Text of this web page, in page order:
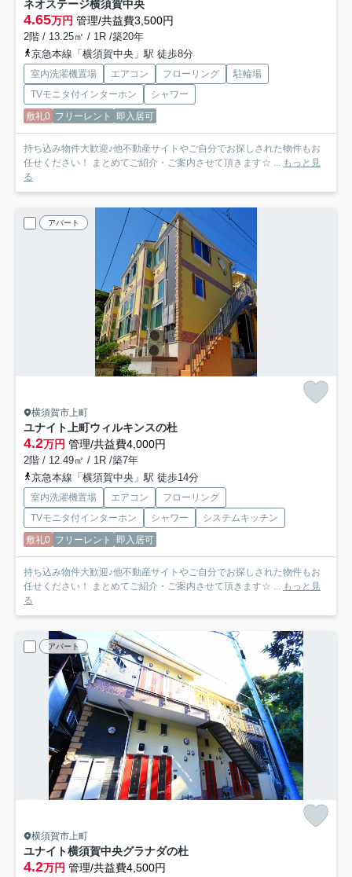
ネオステージ横須賀中央
4.65万円 管理/共益費3,500円
2階 / 13.25㎡ / 1R /築20年
京急本線「横須賀中央」駅 徒歩8分
室内洗濯機置場 エアコン フローリング
駐輪場
TVモニタ付インターホン
シャワー
敷礼0 フリーレント 即入居可
持ち込み物件大歓迎♪他不動産サイトやご自分でお探しされた物件もお
任せください！ まとめてご紹介・ご案内させて頂きます☆ ... もっと見
る
アパート
横須賀市上町
ユナイト上町ウィルキンスの杜
4.2万円 管理/共益費4,000円
2階 / 12.49㎡ / 1R /築7年
京急本線「横須賀中央」駅 徒歩14分
室内洗濯機置場 エアコン
フローリング
TVモニタ付インターホン
シャワー
システムキッチン
敷礼0 フリーレント 即入居可
持ち込み物件大歓迎♪他不動産サイトやご自分でお探しされた物件もお
任せください！ まとめてご紹介・ご案内させて頂きます☆ ... もっと見
る
アパート
横須賀市上町
ユナイト横須賀中央グラナダの杜
4.2万円 管理/共益費4,500円